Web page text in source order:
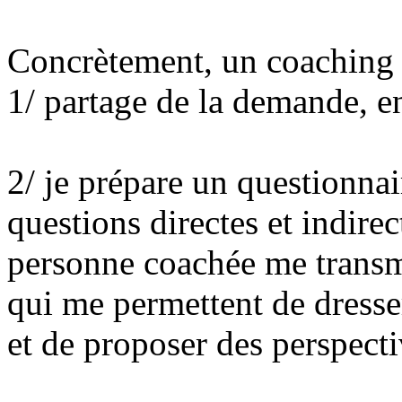
Concrètement, un
1/ partage de la demande,
2/ je prépare un
questions directes et
personne coachée me
qui me permettent de
et de proposer des